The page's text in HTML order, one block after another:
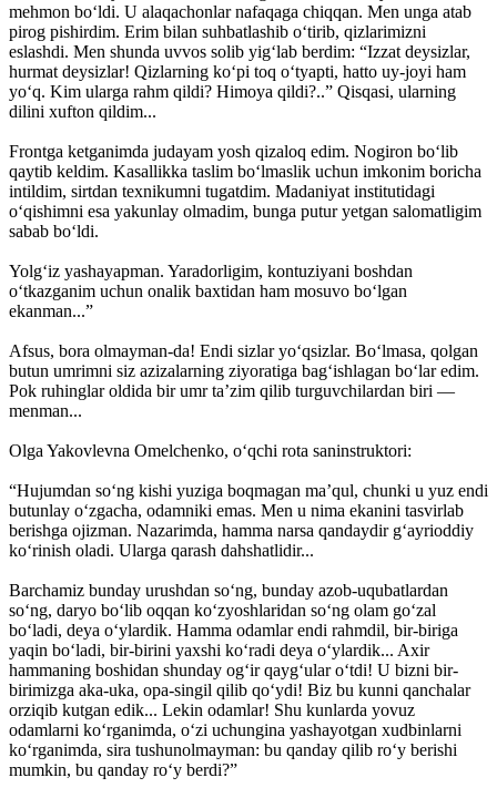
mehmon bo‘ldi. U alaqachonlar nafaqaga chiqqan. Men unga atab
pirog pishirdim. Erim bilan suhbatlashib o‘tirib, qizlarimizni
eslashdi. Men shunda uvvos solib yig‘lab berdim: “Izzat deysizlar,
hurmat deysizlar! Qizlarning ko‘pi toq o‘tyapti, hatto uy-joyi ham
yo‘q. Kim ularga rahm qildi? Himoya qildi?..” Qisqasi, ularning
dilini xufton qildim...
Frontga ketganimda judayam yosh qizaloq edim. Nogiron bo‘lib
qaytib keldim. Kasallikka taslim bo‘lmaslik uchun imkonim boricha
intildim, sirtdan texnikumni tugatdim. Madaniyat institutidagi
o‘qishimni esa yakunlay olmadim, bunga putur yetgan salomatligim
sabab bo‘ldi.
Yolg‘iz yashayapman. Yaradorligim, kontuziyani boshdan
o‘tkazganim uchun onalik baxtidan ham mosuvo bo‘lgan
ekanman...”
Afsus, bora olmayman-da! Endi sizlar yo‘qsizlar. Bo‘lmasa, qolgan
butun umrimni siz azizalarning ziyoratiga bag‘ishlagan bo‘lar edim.
Pok ruhinglar oldida bir umr ta’zim qilib turguvchilardan biri —
menman...
Olga Yakovlevna Omelchenko, o‘qchi rota saninstruktori:
“Hujumdan so‘ng kishi yuziga boqmagan ma’qul, chunki u yuz endi
butunlay o‘zgacha, odamniki emas. Men u nima ekanini tasvirlab
berishga ojizman. Nazarimda, hamma narsa qandaydir g‘ayrioddiy
ko‘rinish oladi. Ularga qarash dahshatlidir...
Barchamiz bunday urushdan so‘ng, bunday azob-uqubatlardan
so‘ng, daryo bo‘lib oqqan ko‘zyoshlaridan so‘ng olam go‘zal
bo‘ladi, deya o‘ylardik. Hamma odamlar endi rahmdil, bir-biriga
yaqin bo‘ladi, bir-birini yaxshi ko‘radi deya o‘ylardik... Axir
hammaning boshidan shunday og‘ir qayg‘ular o‘tdi! U bizni bir-
birimizga aka-uka, opa-singil qilib qo‘ydi! Biz bu kunni qanchalar
orziqib kutgan edik... Lekin odamlar! Shu kunlarda yovuz
odamlarni ko‘rganimda, o‘zi uchungina yashayotgan xudbinlarni
ko‘rganimda, sira tushunolmayman: bu qanday qilib ro‘y berishi
mumkin, bu qanday ro‘y berdi?”